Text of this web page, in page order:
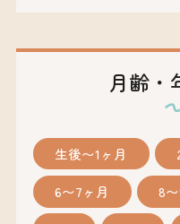
月齢・
生後〜1ヶ月
6〜7ヶ月 8